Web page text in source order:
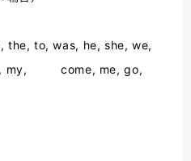
the, to, was, he, she, we,
my, come, me, go,